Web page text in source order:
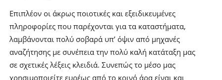
Επιπλέον οι άκρως ποιοτικές και εξειδικευμένες
πληροφορίες που παρέχονται για τα καταστήματα,
λαμβάνονται πολύ σοβαρά υπ’ όψιν από μηχανές
αναζήτησης με συνέπεια την πολύ καλή κατάταξη μας
σε σχετικές λέξεις κλειδιά. Συνεπώς το μέσο μας
χρησιμοποιείτε ευρέως από το κοινό άρα είναι και